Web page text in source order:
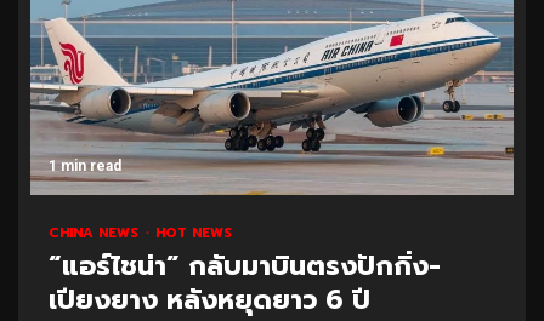
1 min read
CHINA NEWS HOT NEWS
“แอร์ไชน่า” กลับมาบินตรงปักกิ่ง-
เปียงยาง หลังหยุดยาว 6 ปี